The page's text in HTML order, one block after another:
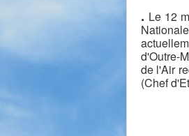
. Le 12
d'Outre-
de l'Air
(Chef